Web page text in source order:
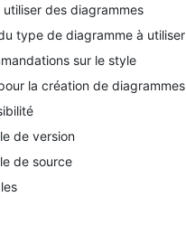
utiliser des diagrammes
type de diagramme à utiliser
sur le style
la création de diagrammes
de version
de source